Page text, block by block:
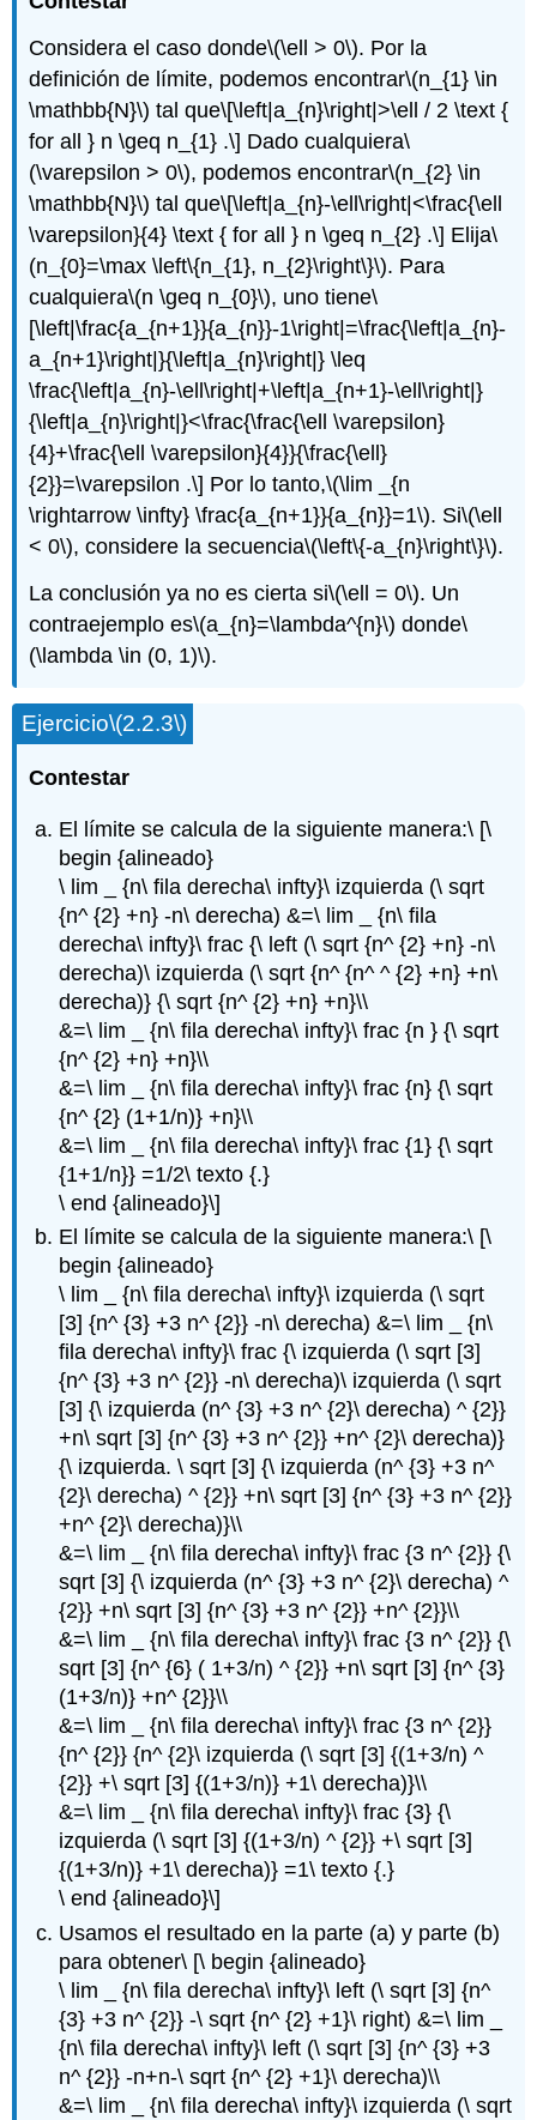
Considera el caso donde\(\ell > 0\). Por la
definición de límite, podemos encontrar\(n_{1} \in
\mathbb{N}\) tal que\[\left|a_{n}\right|>\ell / 2 \text {
for all } n \geq n_{1} .\] Dado cualquiera\
(\varepsilon > 0\), podemos encontrar\(n_{2} \in
\mathbb{N}\) tal que\[\left|a_{n}-\ell\right|<\frac{\ell
\varepsilon}{4} \text { for all } n \geq n_{2} .\] Elija\
(n_{0}=\max \left\{n_{1}, n_{2}\right\}\). Para
cualquiera\(n \geq n_{0}\), uno tiene\
[\left|\frac{a_{n+1}}{a_{n}}-1\right|=\frac{\left|a_{n}-
a_{n+1}\right|}{\left|a_{n}\right|} \leq
\frac{\left|a_{n}-\ell\right|+\left|a_{n+1}-\ell\right|}
{\left|a_{n}\right|}<\frac{\frac{\ell \varepsilon}
{4}+\frac{\ell \varepsilon}{4}}{\frac{\ell}
{2}}=\varepsilon .\] Por lo tanto,\(\lim _{n
\rightarrow \infty} \frac{a_{n+1}}{a_{n}}=1\). Si\(\ell
< 0\), considere la secuencia\(\left\{-a_{n}\right\}\).
La conclusión ya no es cierta si\(\ell = 0\). Un
contraejemplo es\(a_{n}=\lambda^{n}\) donde\
(\lambda \in (0, 1)\).
Ejercicio\(2.2.3\)
Contestar
El límite se calcula de la siguiente manera:\ [\
begin {alineado}
\ lim _ {n\ fila derecha\ infty}\ izquierda (\ sqrt
{n^ {2} +n} -n\ derecha) &=\ lim _ {n\ fila
derecha\ infty}\ frac {\ left (\ sqrt {n^ {2} +n} -n\
derecha)\ izquierda (\ sqrt {n^ {n^ ^ {2} +n} +n\
derecha)} {\ sqrt {n^ {2} +n} +n}\\
&=\ lim _ {n\ fila derecha\ infty}\ frac {n } {\ sqrt
{n^ {2} +n} +n}\\
&=\ lim _ {n\ fila derecha\ infty}\ frac {n} {\ sqrt
{n^ {2} (1+1/n)} +n}\\
&=\ lim _ {n\ fila derecha\ infty}\ frac {1} {\ sqrt
{1+1/n}} =1/2\ texto {.}
\ end {alineado}\]
El límite se calcula de la siguiente manera:\ [\
begin {alineado}
\ lim _ {n\ fila derecha\ infty}\ izquierda (\ sqrt
[3] {n^ {3} +3 n^ {2}} -n\ derecha) &=\ lim _ {n\
fila derecha\ infty}\ frac {\ izquierda (\ sqrt [3]
{n^ {3} +3 n^ {2}} -n\ derecha)\ izquierda (\ sqrt
[3] {\ izquierda (n^ {3} +3 n^ {2}\ derecha) ^ {2}}
+n\ sqrt [3] {n^ {3} +3 n^ {2}} +n^ {2}\ derecha)}
{\ izquierda. \ sqrt [3] {\ izquierda (n^ {3} +3 n^
{2}\ derecha) ^ {2}} +n\ sqrt [3] {n^ {3} +3 n^ {2}}
+n^ {2}\ derecha)}\\
&=\ lim _ {n\ fila derecha\ infty}\ frac {3 n^ {2}} {\
sqrt [3] {\ izquierda (n^ {3} +3 n^ {2}\ derecha) ^
{2}} +n\ sqrt [3] {n^ {3} +3 n^ {2}} +n^ {2}}\\
&=\ lim _ {n\ fila derecha\ infty}\ frac {3 n^ {2}} {\
sqrt [3] {n^ {6} ( 1+3/n) ^ {2}} +n\ sqrt [3] {n^ {3}
(1+3/n)} +n^ {2}}\\
&=\ lim _ {n\ fila derecha\ infty}\ frac {3 n^ {2}}
{n^ {2}} {n^ {2}\ izquierda (\ sqrt [3] {(1+3/n) ^
{2}} +\ sqrt [3] {(1+3/n)} +1\ derecha)}\\
&=\ lim _ {n\ fila derecha\ infty}\ frac {3} {\
izquierda (\ sqrt [3] {(1+3/n) ^ {2}} +\ sqrt [3]
{(1+3/n)} +1\ derecha)} =1\ texto {.}
\ end {alineado}\]
Usamos el resultado en la parte (a) y parte (b)
para obtener\ [\ begin {alineado}
\ lim _ {n\ fila derecha\ infty}\ left (\ sqrt [3] {n^
{3} +3 n^ {2}} -\ sqrt {n^ {2} +1}\ right) &=\ lim _
{n\ fila derecha\ infty}\ left (\ sqrt [3] {n^ {3} +3
n^ {2}} -n+n-\ sqrt {n^ {2} +1}\ derecha)\\
&=\ lim _ {n\ fila derecha\ infty}\ izquierda (\ sqrt